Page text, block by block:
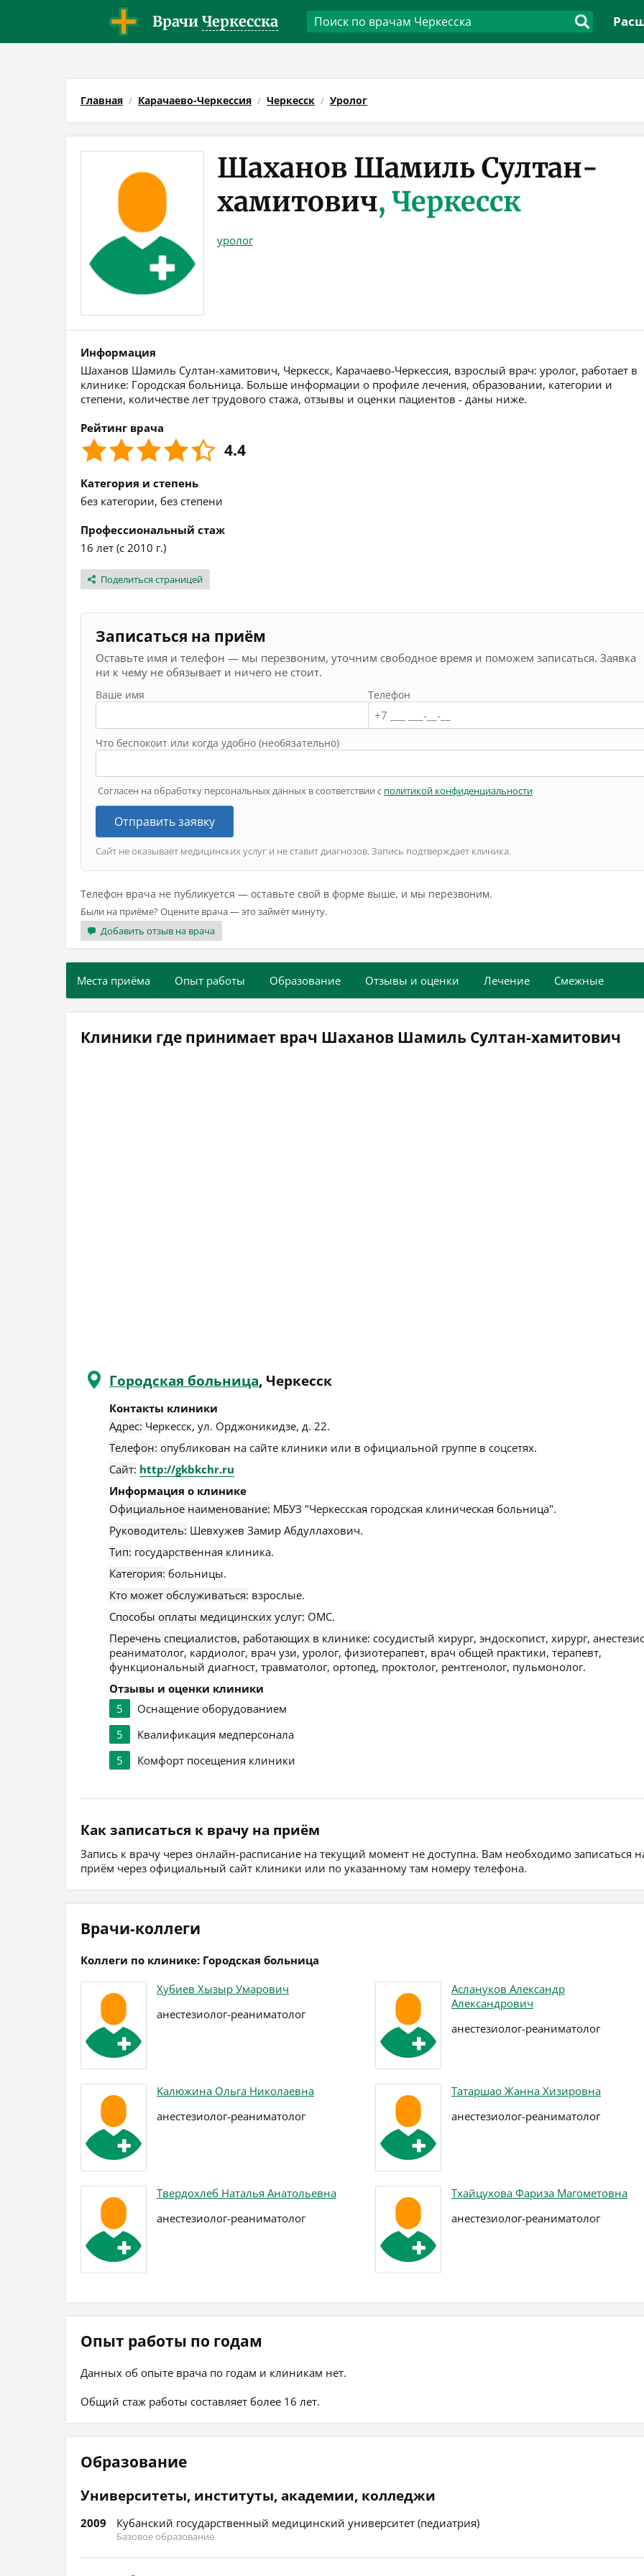
Врачи Черкесска
Главная Карачаево-Черкессия Черкесск Уролог
Шаханов Шамиль Султан-
хамитович, Черкесск
уролог
Информация
Шаханов Шамиль Султан-хамитович, Черкесск, Карачаево-Черкессия, взрослый врач: уролог, работает в
клинике: Городская больница. Больше информации о профиле лечения, образовании, категории и
степени, количестве лет трудового стажа, отзывы и оценки пациентов - даны ниже.
Рейтинг врача
4.4
Категория и степень
без категории, без степени
Профессиональный стаж
16 лет (с 2010 г.)
Поделиться страницей
Записаться на приём
Оставьте имя и телефон — мы перезвоним, уточним свободное время и поможем записаться. Заявка
ни к чему не обязывает и ничего не стоит.
Ваше имя Телефон
Что беспокоит или когда удобно (необязательно)
Согласен на обработку персональных данных в соответствии с политикой конфиденциальности
Отправить заявку
Сайт не оказывает медицинских услуг и не ставит диагнозов. Запись подтверждает клиника.
Телефон врача не публикуется — оставьте свой в форме выше, и мы перезвоним.
Были на приёме? Оцените врача — это займёт минуту.
Добавить отзыв на врача
Места приёма Опыт работы Образование Отзывы и оценки Лечение Смежные
Клиники где принимает врач Шаханов Шамиль Султан-хамитович
Городская больница, Черкесск
Контакты клиники
Адрес: Черкесск, ул. Орджоникидзе, д. 22.
Телефон: опубликован на сайте клиники или в официальной группе в соцсетях.
Сайт: http://gkbkchr.ru
Информация о клинике
Официальное наименование: МБУЗ "Черкесская городская клиническая больница".
Руководитель: Шевхужев Замир Абдуллахович.
Тип: государственная клиника.
Категория: больницы.
Кто может обслуживаться: взрослые.
Способы оплаты медицинских услуг: ОМС.
Перечень специалистов, работающих в клинике: сосудистый хирург, эндоскопист, хирург,
реаниматолог, кардиолог, врач узи, уролог, физиотерапевт, врач общей практики, терапевт,
функциональный диагност, травматолог, ортопед, проктолог, рентгенолог, пульмонолог.
Отзывы и оценки клиники
5
Оснащение оборудованием
5
Квалификация медперсонала
5
Комфорт посещения клиники
Как записаться к врачу на приём
Запись к врачу через онлайн-расписание на текущий момент не доступна. Вам необходимо записаться
приём через официальный сайт клиники или по указанному там номеру телефона.
Врачи-коллеги
Коллеги по клинике: Городская больница
Хубиев Хызыр Умарович
анестезиолог-реаниматолог
Аслануков Александр
Александрович
анестезиолог-реаниматолог
Калюжина Ольга Николаевна
анестезиолог-реаниматолог
Татаршао Жанна Хизировна
анестезиолог-реаниматолог
Твердохлеб Наталья Анатольевна
анестезиолог-реаниматолог
Тхайцухова Фариза Магометовна
анестезиолог-реаниматолог
Опыт работы по годам
Данных об опыте врача по годам и клиникам нет.
Общий стаж работы составляет более 16 лет.
Образование
Университеты, институты, академии, колледжи
2009 Кубанский государственный медицинский университет (педиатрия)
Базовое образование